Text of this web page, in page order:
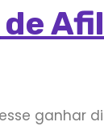
ganhar